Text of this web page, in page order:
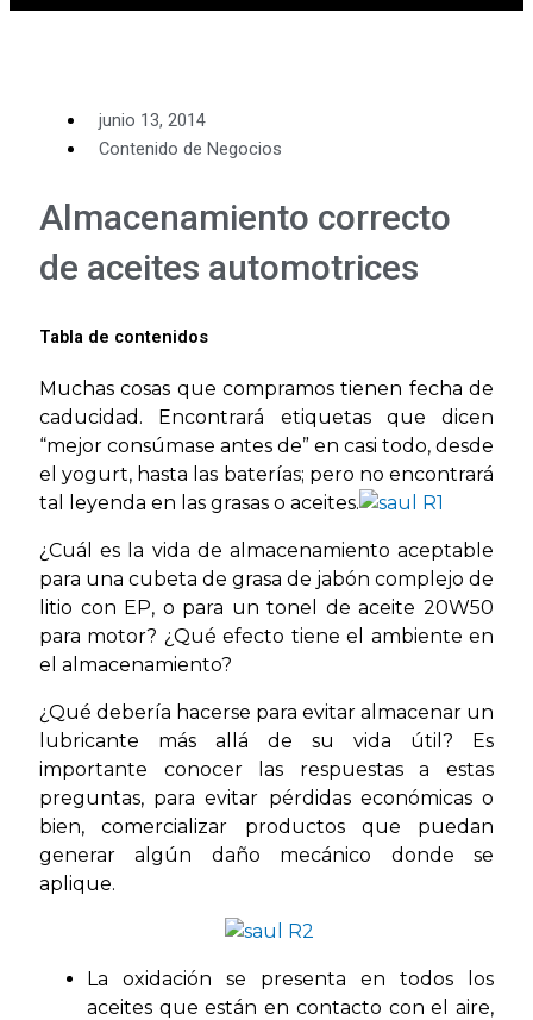
junio 13, 2014
Contenido de Negocios
Almacenamiento correcto
de aceites automotrices
Tabla de contenidos
Muchas cosas que compramos tienen fecha de
caducidad. Encontrará etiquetas que dicen
“mejor consúmase antes de” en casi todo, desde
el yogurt, hasta las baterías; pero no encontrará
tal leyenda en las grasas o aceites.
¿Cuál es la vida de almacenamiento aceptable
para una cubeta de grasa de jabón complejo de
litio con EP, o para un tonel de aceite 20W50
para motor? ¿Qué efecto tiene el ambiente en
el almacenamiento?
¿Qué debería hacerse para evitar almacenar un
lubricante más allá de su vida útil? Es
importante conocer las respuestas a estas
preguntas, para evitar pérdidas económicas o
bien, comercializar productos que puedan
generar algún daño mecánico donde se
aplique.
La oxidación se presenta en todos los
aceites que están en contacto con el aire,